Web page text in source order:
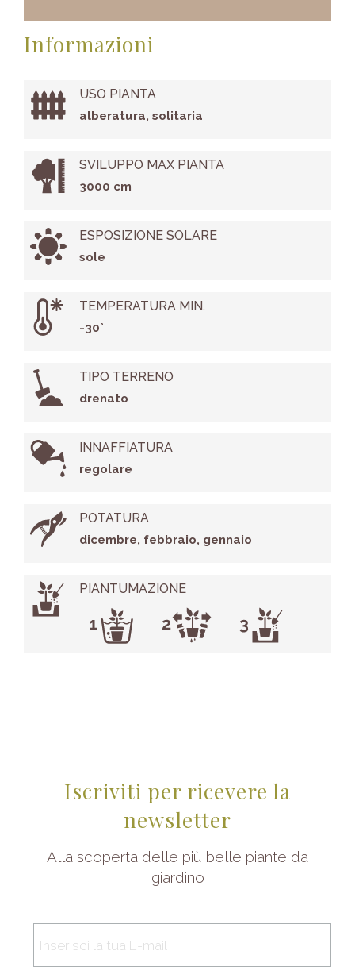
Informazioni
USO PIANTA
alberatura, solitaria
SVILUPPO MAX PIANTA
3000 cm
ESPOSIZIONE SOLARE
sole
TEMPERATURA MIN.
-30°
TIPO TERRENO
drenato
INNAFFIATURA
regolare
POTATURA
dicembre, febbraio, gennaio
PIANTUMAZIONE
Iscriviti per ricevere la
newsletter
Alla scoperta delle più belle piante da
giardino